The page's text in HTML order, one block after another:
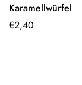
Optionen
Karamellwürfel
Regulärer
€2,40